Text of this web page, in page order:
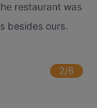
restaurant was
besides ours.
2/6